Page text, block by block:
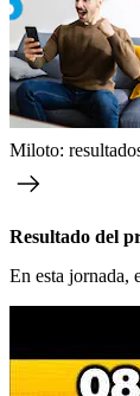
Miloto:
Resultado del
En esta jornada,